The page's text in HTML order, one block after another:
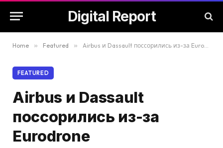
Digital Report
Home » Featured » Airbus и Dassault поссорились из-за Eurodrone
FEATURED
Airbus и Dassault
поссорились из-за
Eurodrone